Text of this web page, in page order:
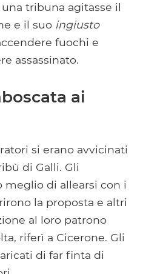
tribuna agitasse il
e il suo ingiusto
fuochi e
assassinato.
ai
si erano avvicinati
di Galli. Gli
meglio di allearsi con i
la proposta e altri
al loro patrono
riferì a Cicerone. Gli
di far finta di